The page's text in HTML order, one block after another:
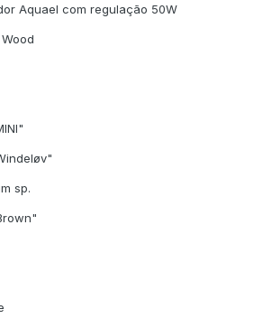
Aquael com regulação 50W
sp.